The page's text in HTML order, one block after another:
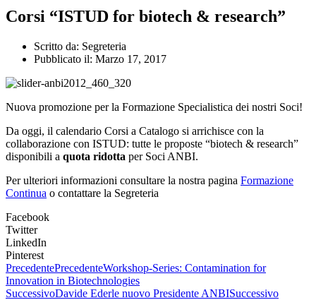
Corsi “ISTUD for biotech & research”
Scritto da: Segreteria
Pubblicato il: Marzo 17, 2017
Nuova promozione per la Formazione Specialistica dei nostri Soci!
Da oggi, il calendario Corsi a Catalogo si arrichisce con la
collaborazione con ISTUD: tutte le proposte “biotech & research”
disponibili a quota ridotta per Soci ANBI.
Per ulteriori informazioni consultare la nostra pagina Formazione
Continua o contattare la Segreteria
Facebook
Twitter
LinkedIn
Pinterest
PrecedentePrecedenteWorkshop-Series: Contamination for
Innovation in Biotechnologies
SuccessivoDavide Ederle nuovo Presidente ANBISuccessivo